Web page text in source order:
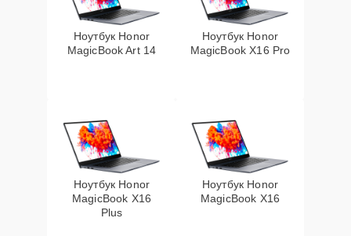
Ноутбук Honor
MagicBook Art 14
Ноутбук Honor
MagicBook X16 Pro
Ноутбук Honor
MagicBook X16
Plus
Ноутбук Honor
MagicBook X16